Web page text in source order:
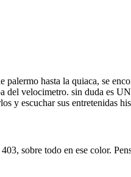
hasta la quiaca, se
velocimetro. sin duda es
y escuchar sus entretenidas
sobre todo en ese color.